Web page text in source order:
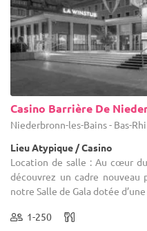
Casino Barrière De
Niederbronn-les-Bains - Bas-
Lieu Atypique / Casino
Location de salle : Au cœur
découvrez un cadre
notre Salle de Gala dotée
1-250